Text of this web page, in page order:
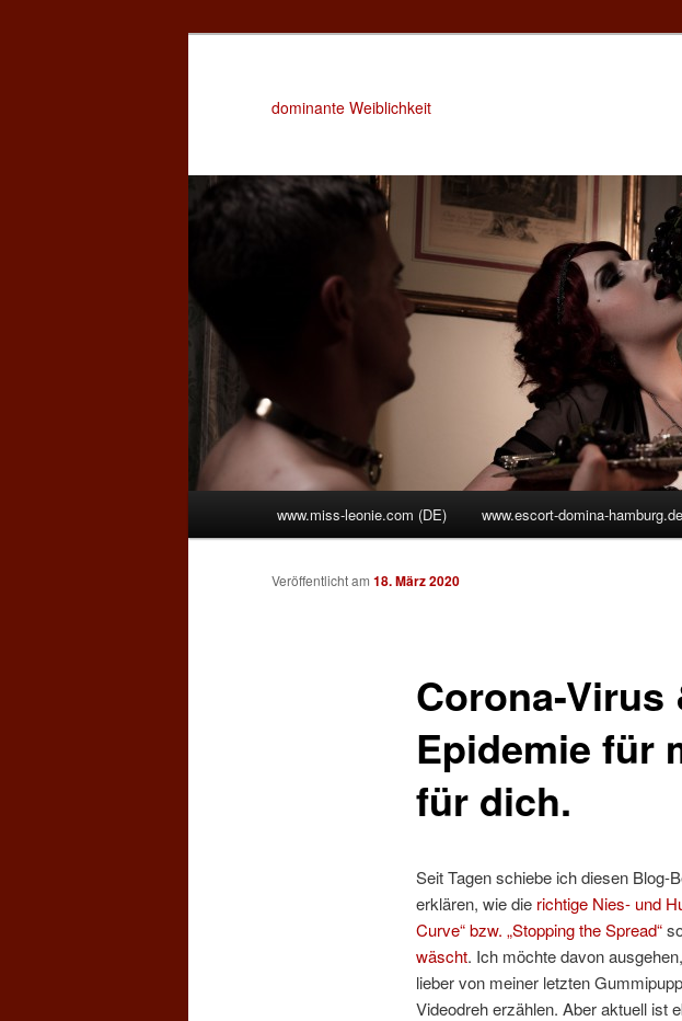
dominante Weiblichkeit
Zum
Inhalt
www.miss-leonie.com (DE) www.escort-domina-
Corona-Virus
Epidemie für
für dich.
Veröffentlicht am 18. März 2020
Seit Tagen schiebe ich diesen Blog-
erklären, wie die richtige Nies- und
Curve“ bzw. „Stopping the Spread“
wäscht. Ich möchte davon
lieber von meiner letzten
Videodreh erzählen. Aber aktuell ist